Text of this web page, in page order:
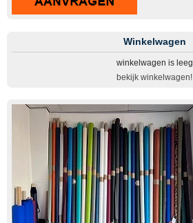
Winkelwagen
winkelwagen is leeg
bekijk winkelwagen!